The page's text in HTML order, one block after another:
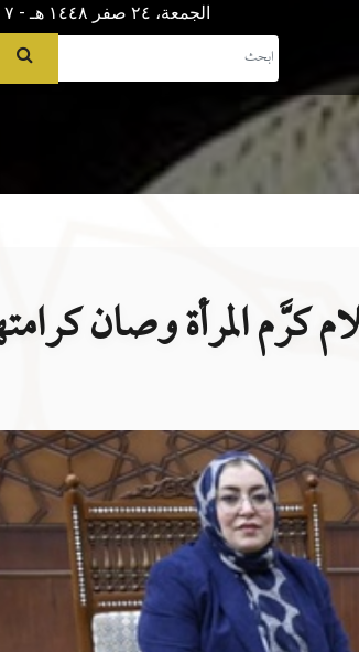
الجمعة، ٢٤ صفر ١٤٤٨ هـ - ۷ أغسطس ۲۰۲٦ م
كرَّم المرأة وصان